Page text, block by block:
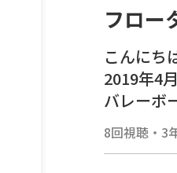
フロー
こんにち
2019年4
バレーボ
私たちの
嬉しいで
8回視聴 ・ 3